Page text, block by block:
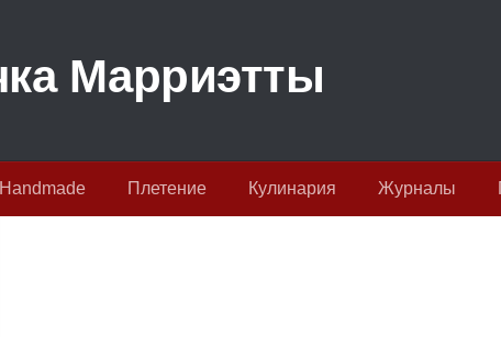
Handmade Плетение Кулинария Журналы